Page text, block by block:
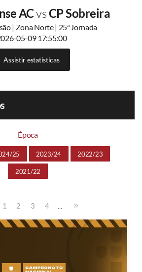
ACvsCP Sobreira
| Zona Norte | 25ª Jornada
05-09 17:55:00
Assistir estatísticas
Época
25 2023/24 2022/23
2021/22
1 2 3 4 ...